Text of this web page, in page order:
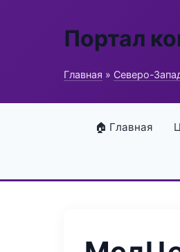
Портал
Главная » Северо-
🏠 Главная